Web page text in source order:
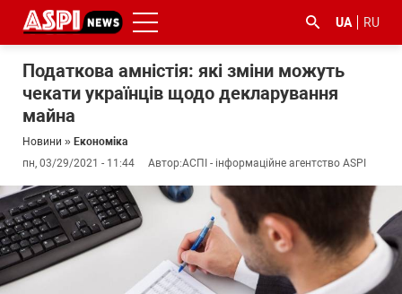
UA RU
Податкова амністія: які зміни можуть
чекати українців щодо декларування
майна
Новини » Економіка
пн, 03/29/2021 - 11:44
Автор:АСПІ - інформаційне агентство ASPI
#ООС
#боротьба
з
корупцією
#ДФС #Київ